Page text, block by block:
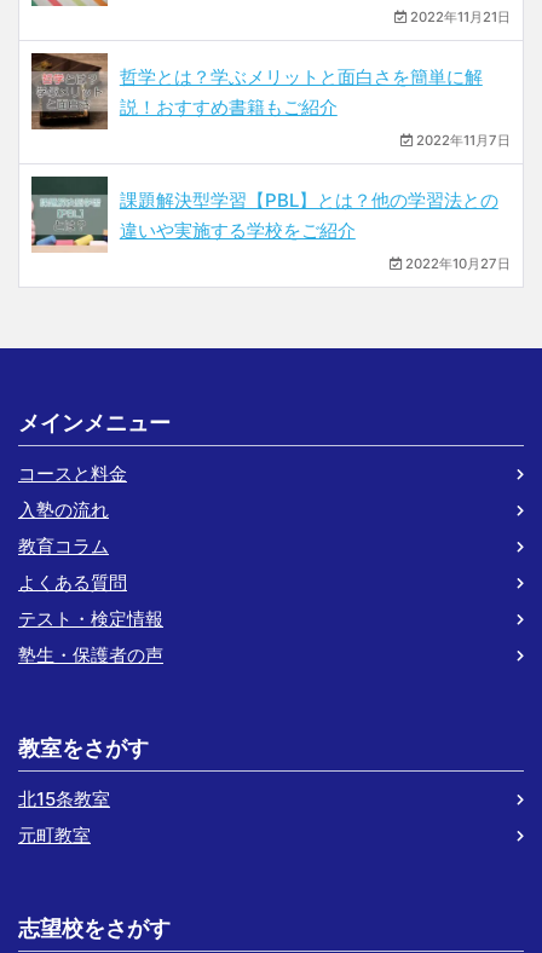
2022年11月21日
哲学とは？学ぶメリットと面白さを簡単に解
説！おすすめ書籍もご紹介
2022年11月7日
課題解決型学習【PBL】とは？他の学習法との
違いや実施する学校をご紹介
2022年10月27日
メインメニュー
コースと料金
入塾の流れ
教育コラム
よくある質問
テスト・検定情報
塾生・保護者の声
教室をさがす
北15条教室
元町教室
志望校をさがす